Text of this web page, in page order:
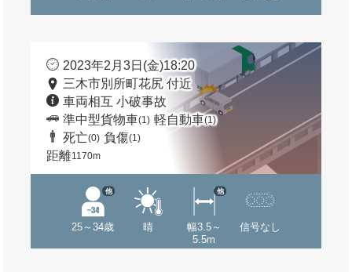
2023年2月3日(金)18:20
三木市別所町花尻 付近
車両相互 小破事故
準中型貨物車(1) 軽自動車(1)
死亡(0) 負傷(1)
距離1170m
25～34歳
他
晴
幅3.5～
5.5m
他
信号なし